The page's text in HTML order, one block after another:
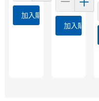
加入購物車
加入購物車